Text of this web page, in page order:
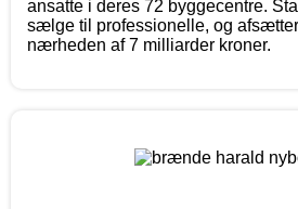
ansatte i deres 72 byggecentre.
sælge til professionelle, og
nærheden af 7 milliarder kroner.